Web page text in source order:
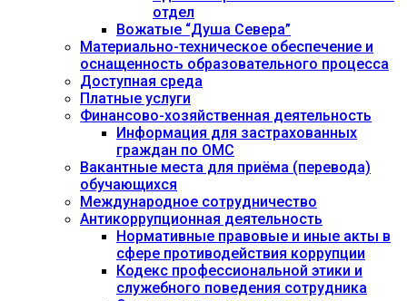
отдел
Вожатые “Душа Севера”
Материально-техническое обеспечение и
оснащенность образовательного процесса
Доступная среда
Платные услуги
Финансово-хозяйственная деятельность
Информация для застрахованных
граждан по ОМС
Вакантные места для приёма (перевода)
обучающихся
Международное сотрудничество
Антикоррупционная деятельность
Нормативные правовые и иные акты в
сфере противодействия коррупции
Кодекс профессиональной этики и
служебного поведения сотрудника